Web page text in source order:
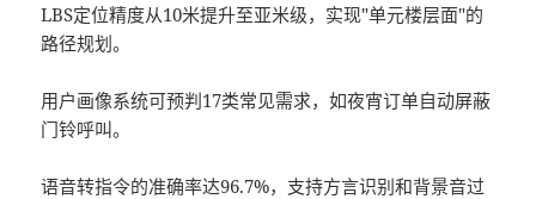
LBS定位精度从10米提升至亚米级，实现"单元楼层面"的
路径规划。
用户画像系统可预判17类常见需求，如夜宵订单自动屏蔽
门铃呼叫。
语音转指令的准确率达96.7%，支持方言识别和背景音过